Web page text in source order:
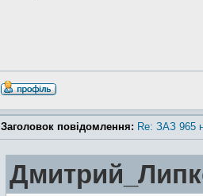
Заголовок повідомлення: Re: ЗАЗ 965